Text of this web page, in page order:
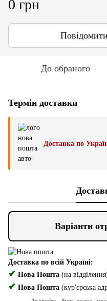
0 грн
До обраного
Термін доставки
Доставка по
Варіанти
Доставка по всій Україні:
✔ Нова Пошта (на
✔ Нова Пошта (кур'єрська